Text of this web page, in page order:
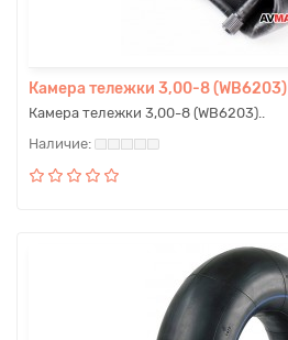
Камера тележки 3,00-8 (WB6203)
Камера тележки 3,00-8 (WB6203)..